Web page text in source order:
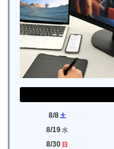
8/8 土
8/19 水
8/30 日